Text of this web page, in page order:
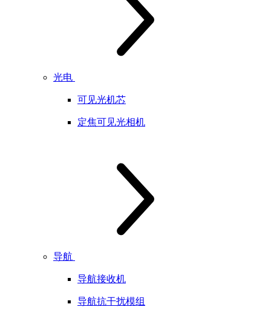
光电
可见光机芯
定焦可见光相机
导航
导航接收机
导航抗干扰模组